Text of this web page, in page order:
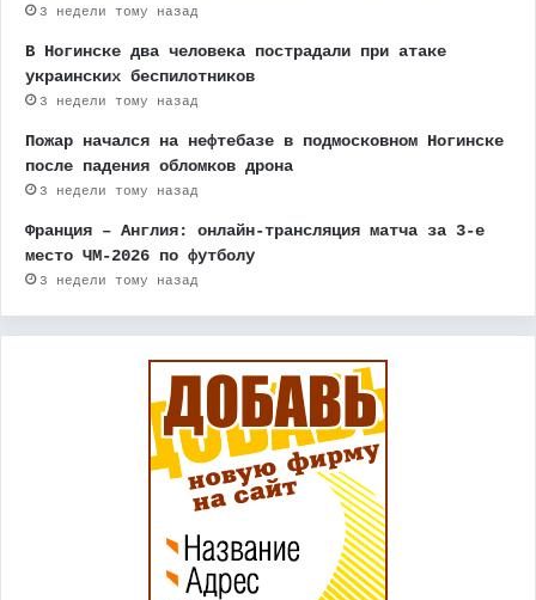
3 недели тому назад
В Ногинске два человека пострадали при атаке
украинских беспилотников
3 недели тому назад
Пожар начался на нефтебазе в подмосковном Ногинске
после падения обломков дрона
3 недели тому назад
Франция – Англия: онлайн-трансляция матча за 3-е
место ЧМ-2026 по футболу
3 недели тому назад